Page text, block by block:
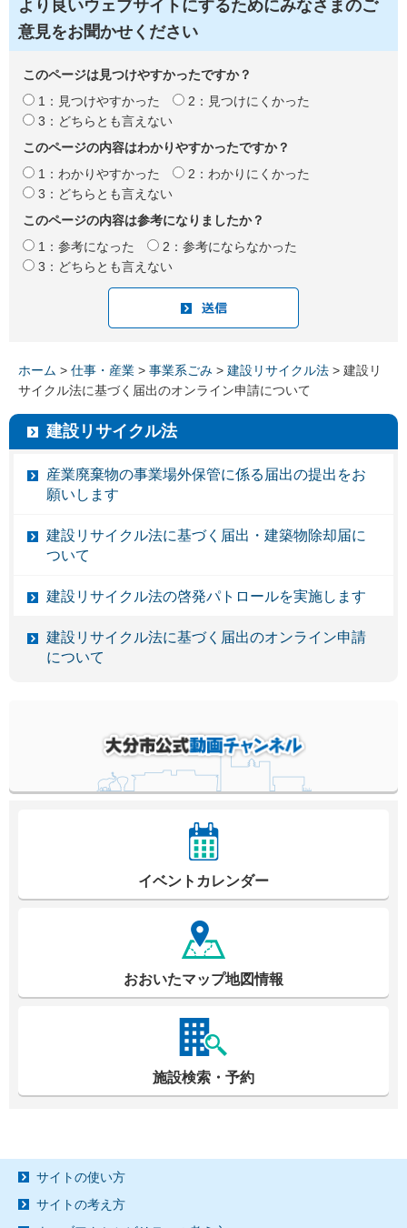
より良いウェブサイトにするためにみなさまのご
意見をお聞かせください
このページは見つけやすかったですか？
1：見つけやすかった
2：見つけにくかった
3：どちらとも言えない
このページの内容はわかりやすかったですか？
1：わかりやすかった
2：わかりにくかった
3：どちらとも言えない
このページの内容は参考になりましたか？
1：参考になった
2：参考にならなかった
3：どちらとも言えない
ホーム > 仕事・産業 > 事業系ごみ > 建設リサイクル法 > 建設リ
サイクル法に基づく届出のオンライン申請について
建設リサイクル法
産業廃棄物の事業場外保管に係る届出の提出をお
願いします
建設リサイクル法に基づく届出・建築物除却届に
ついて
建設リサイクル法の啓発パトロールを実施します
建設リサイクル法に基づく届出のオンライン申請
について
イベントカレンダー
おおいたマップ地図情報
施設検索・予約
サイトの使い方
サイトの考え方